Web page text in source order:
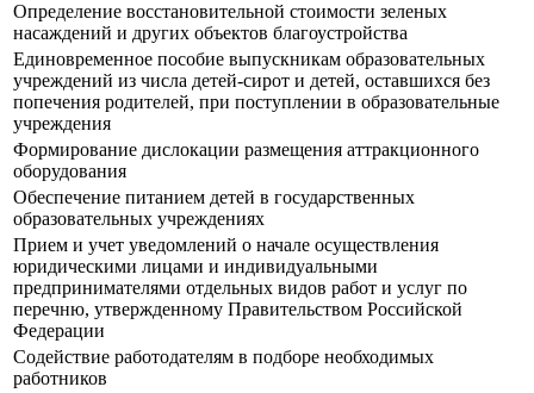
Определение восстановительной стоимости зеленых
насаждений и других объектов благоустройства
Единовременное пособие выпускникам образовательных
учреждений из числа детей-сирот и детей, оставшихся без
попечения родителей, при поступлении в образовательные
учреждения
Формирование дислокации размещения аттракционного
оборудования
Обеспечение питанием детей в государственных
образовательных учреждениях
Прием и учет уведомлений о начале осуществления
юридическими лицами и индивидуальными
предпринимателями отдельных видов работ и услуг по
перечню, утвержденному Правительством Российской
Федерации
Содействие работодателям в подборе необходимых
работников